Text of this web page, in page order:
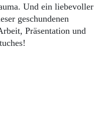
Und ein liebevoller
geschundenen
Präsentation und